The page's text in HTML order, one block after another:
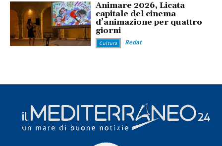
Animare 2026, Licata
capitale del cinema
d’animazione per quattro
giorni
Cultura Redat